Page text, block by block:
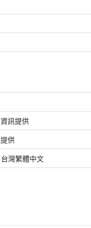
訊提供
供
灣繁體中文